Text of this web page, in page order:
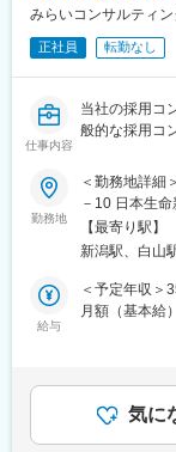
└提案の一部
・採用の代行提
・教育研修提案
※当社は人事
（給与計算や
＜営業先＞
開拓方法は決
員は電話営業
企画もできる
ベントに出る
■就業環境：
＜出社→会社
■会社の魅力：
みらいコンサルティ
正社員 転勤なし
仕事内容
当社の採用コ
般的な採用コ
企業内での
業を当社では
また、採用後
性化し、働く
能な変革・成
を通して本当
■求職者から
会社の現状、
ギャップを認
勤務地
＜勤務地詳細
－10 日本生
煙対策：屋内
【最寄り駅】
新潟駅、白山
給与
＜予定年収＞
月額（基本給
には30時間
力、現年収な
年2回（2ヶ月
気に